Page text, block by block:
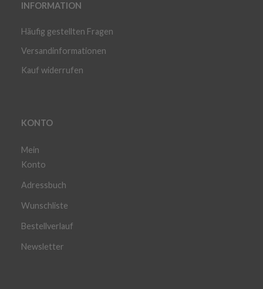
INFORMATION
Häufig gestellten Fragen
Versandinformationen
Kauf widerrufen
KONTO
Mein
Konto
Adressbuch
Wunschliste
Bestellverlauf
Newsletter